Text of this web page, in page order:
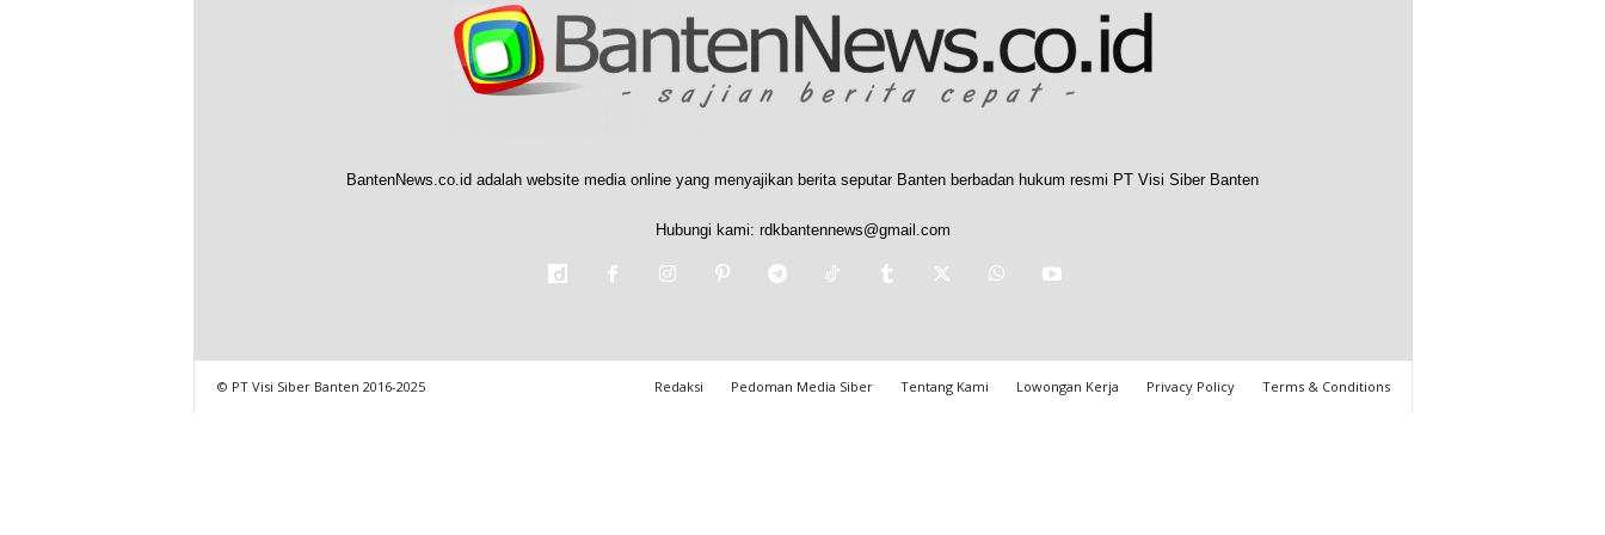
BantenNews.co.id adalah website media online yang menyajikan berita seputar Banten berbadan hukum resmi PT Visi Siber Banten
Hubungi kami: rdkbantennews@gmail.com
Redaksi Pedoman Media Siber Tentang Kami Lowongan Kerja Privacy Policy Terms & Conditions
© PT Visi Siber Banten 2016-2025